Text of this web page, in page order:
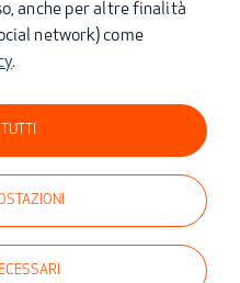
anche per altre finalità
network) come
.